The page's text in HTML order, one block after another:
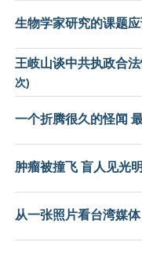
生物学家研究的课题
王岐山谈中共执政合
次)
一个折腾很久的怪闻
肿瘤被撞飞 盲人见光明
从一张照片看台湾媒